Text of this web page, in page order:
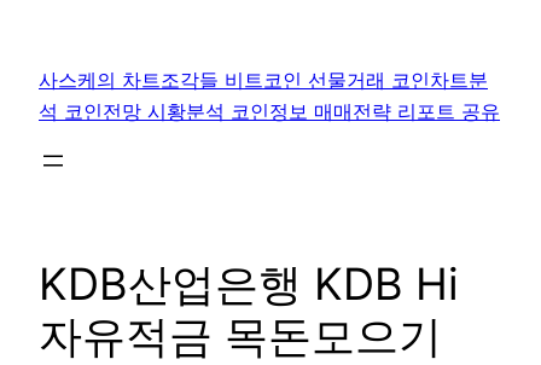
사스케의 차트조각들 비트코인 선물거래 코인차트분
석 코인전망 시황분석 코인정보 매매전략 리포트 공유
KDB산업은행 KDB Hi
자유적금 목돈모으기